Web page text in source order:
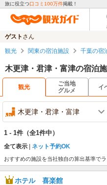
旅に役立つ口コミ100万件掲載！
ゲスト さん
観光 関東の宿泊施設 千葉の宿
木更津・君津・富津の宿泊
観光
ご当地
グルメ
イ
木更津・君津・富津
1 - 1件 （全1件中）
全て表示 ネット予約OK
おすすめの施設を当社独自の算出基準で
ホテル 喜楽館